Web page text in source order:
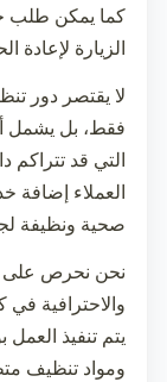
كما يمكن طلب
الزيارة لإعادة
لا يقتصر دور
فقط، بل يشمل
التي قد تتراكم
العملاء إضافة
صحية ونظيفة
نحن نحرص على
والاحترافية
يتم تنفيذ
ومواد تنظيف